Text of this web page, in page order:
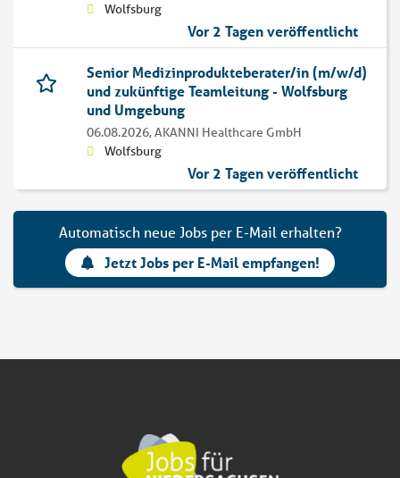
Wolfsburg
Vor 2 Tagen veröffentlicht
Senior Medizinprodukteberater/in (m/w/d)
und zukünftige Teamleitung - Wolfsburg
und Umgebung
06.08.2026,AKANNI Healthcare GmbH
Wolfsburg
Vor 2 Tagen veröffentlicht
Automatisch neue Jobs per E-Mail erhalten?
Jetzt Jobs per E-Mail empfangen!